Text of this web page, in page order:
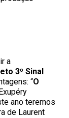
a
3º Sinal
“O
ano teremos
de Laurent